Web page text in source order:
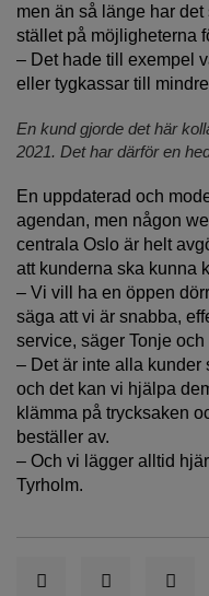
men än så länge har
stället på möjligheterna
– Det hade till exempel
eller tygkassar till
En kund gjorde det här
2021. Det har därför en
En uppdaterad och
agendan, men någon
centrala Oslo är helt
att kunderna ska kunna
– Vi vill ha en öppen
säga att vi är snabba,
service, säger Tonje och
– Det är inte alla kunder
och det kan vi hjälpa
klämma på trycksaken
beställer av.
– Och vi lägger alltid
Tyrholm.